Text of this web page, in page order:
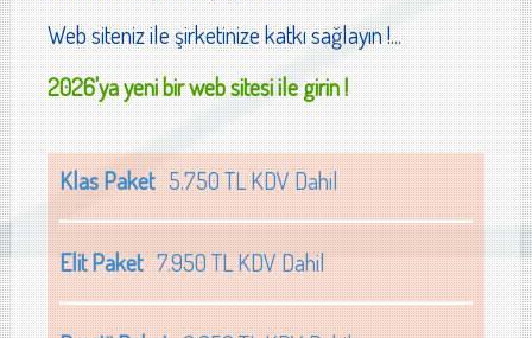
Web siteniz ile şirketinize katkı sağlayın !...
2026'ya yeni bir web sitesi ile girin !
Klas Paket5.750 TL KDV Dahil
Elit Paket7.950 TL KDV Dahil